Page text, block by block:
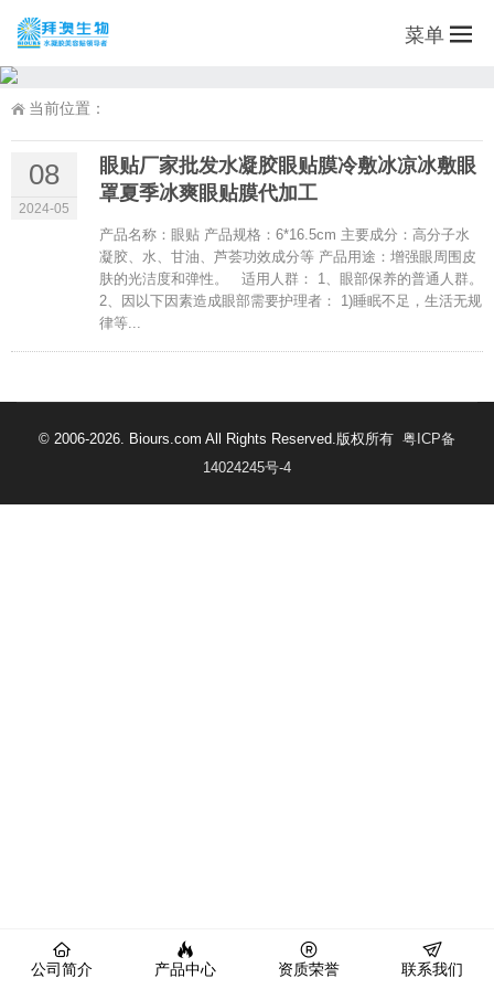
菜单
当前位置：
08
2024-05
眼贴厂家批发水凝胶眼贴膜冷敷冰凉冰敷眼
罩夏季冰爽眼贴膜代加工
产品名称：眼贴 产品规格：6*16.5cm 主要成分：高分子水
凝胶、水、甘油、芦荟功效成分等 产品用途：增强眼周围皮
肤的光洁度和弹性。 适用人群： 1、眼部保养的普通人群。
2、因以下因素造成眼部需要护理者： 1)睡眠不足，生活无规
律等...
© 2006-2026. Biours.com All Rights Reserved.版权所有 粤ICP备
14024245号-4
公司简介 产品中心 资质荣誉 联系我们